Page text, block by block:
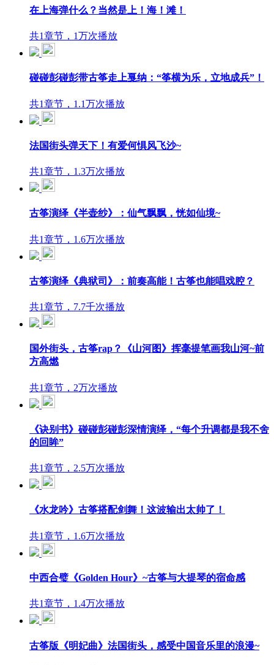
在上海弹什么？当然是上！海！滩！
共1章节，1万次播放
碰碰彭碰彭带古筝走上戛纳：“筝横为乐，立地成兵”！
共1章节，1.1万次播放
法国街头弹天下！有爱何惧风飞沙~
共1章节，1.3万次播放
古筝演绎《半壶纱》：仙气飘飘，恍如仙境~
共1章节，1.6万次播放
古筝演绎《典狱司》：前奏高能！古筝也能唱戏腔？
共1章节，7.7千次播放
国外街头，古筝rap？《山河图》挥毫提笔画我山河~前
方高燃
共1章节，2万次播放
《诀别书》碰碰彭碰彭深情演绎，“每个升调都是我不舍
的回眸”
共1章节，2.5万次播放
《水龙吟》古筝搭配剑舞！这波输出太帅了！
共1章节，1.6万次播放
中西合璧《Golden Hour》~古筝与大提琴的宿命感
共1章节，1.4万次播放
古筝版《明妃曲》法国街头，感受中国音乐里的浪漫~